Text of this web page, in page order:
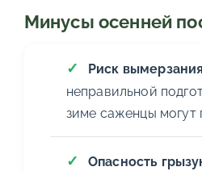
Минусы осенней
Риск
неправильной
зиме саженцы могут
Опасность